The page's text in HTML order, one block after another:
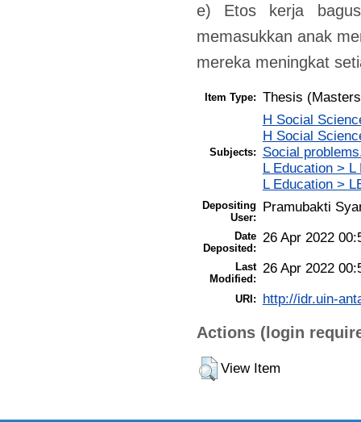
e) Etos kerja
memasukkan anak
mereka meningkat
Item Type: Thesis
Subjects:
H Social
H Social
Social
L Education >
L Education >
Depositing
User:
Pramubakti
Date
Deposited:
26 Apr 2022
Last
Modified:
26 Apr 2022
URI: http://idr.uin-
Actions (login
View Item